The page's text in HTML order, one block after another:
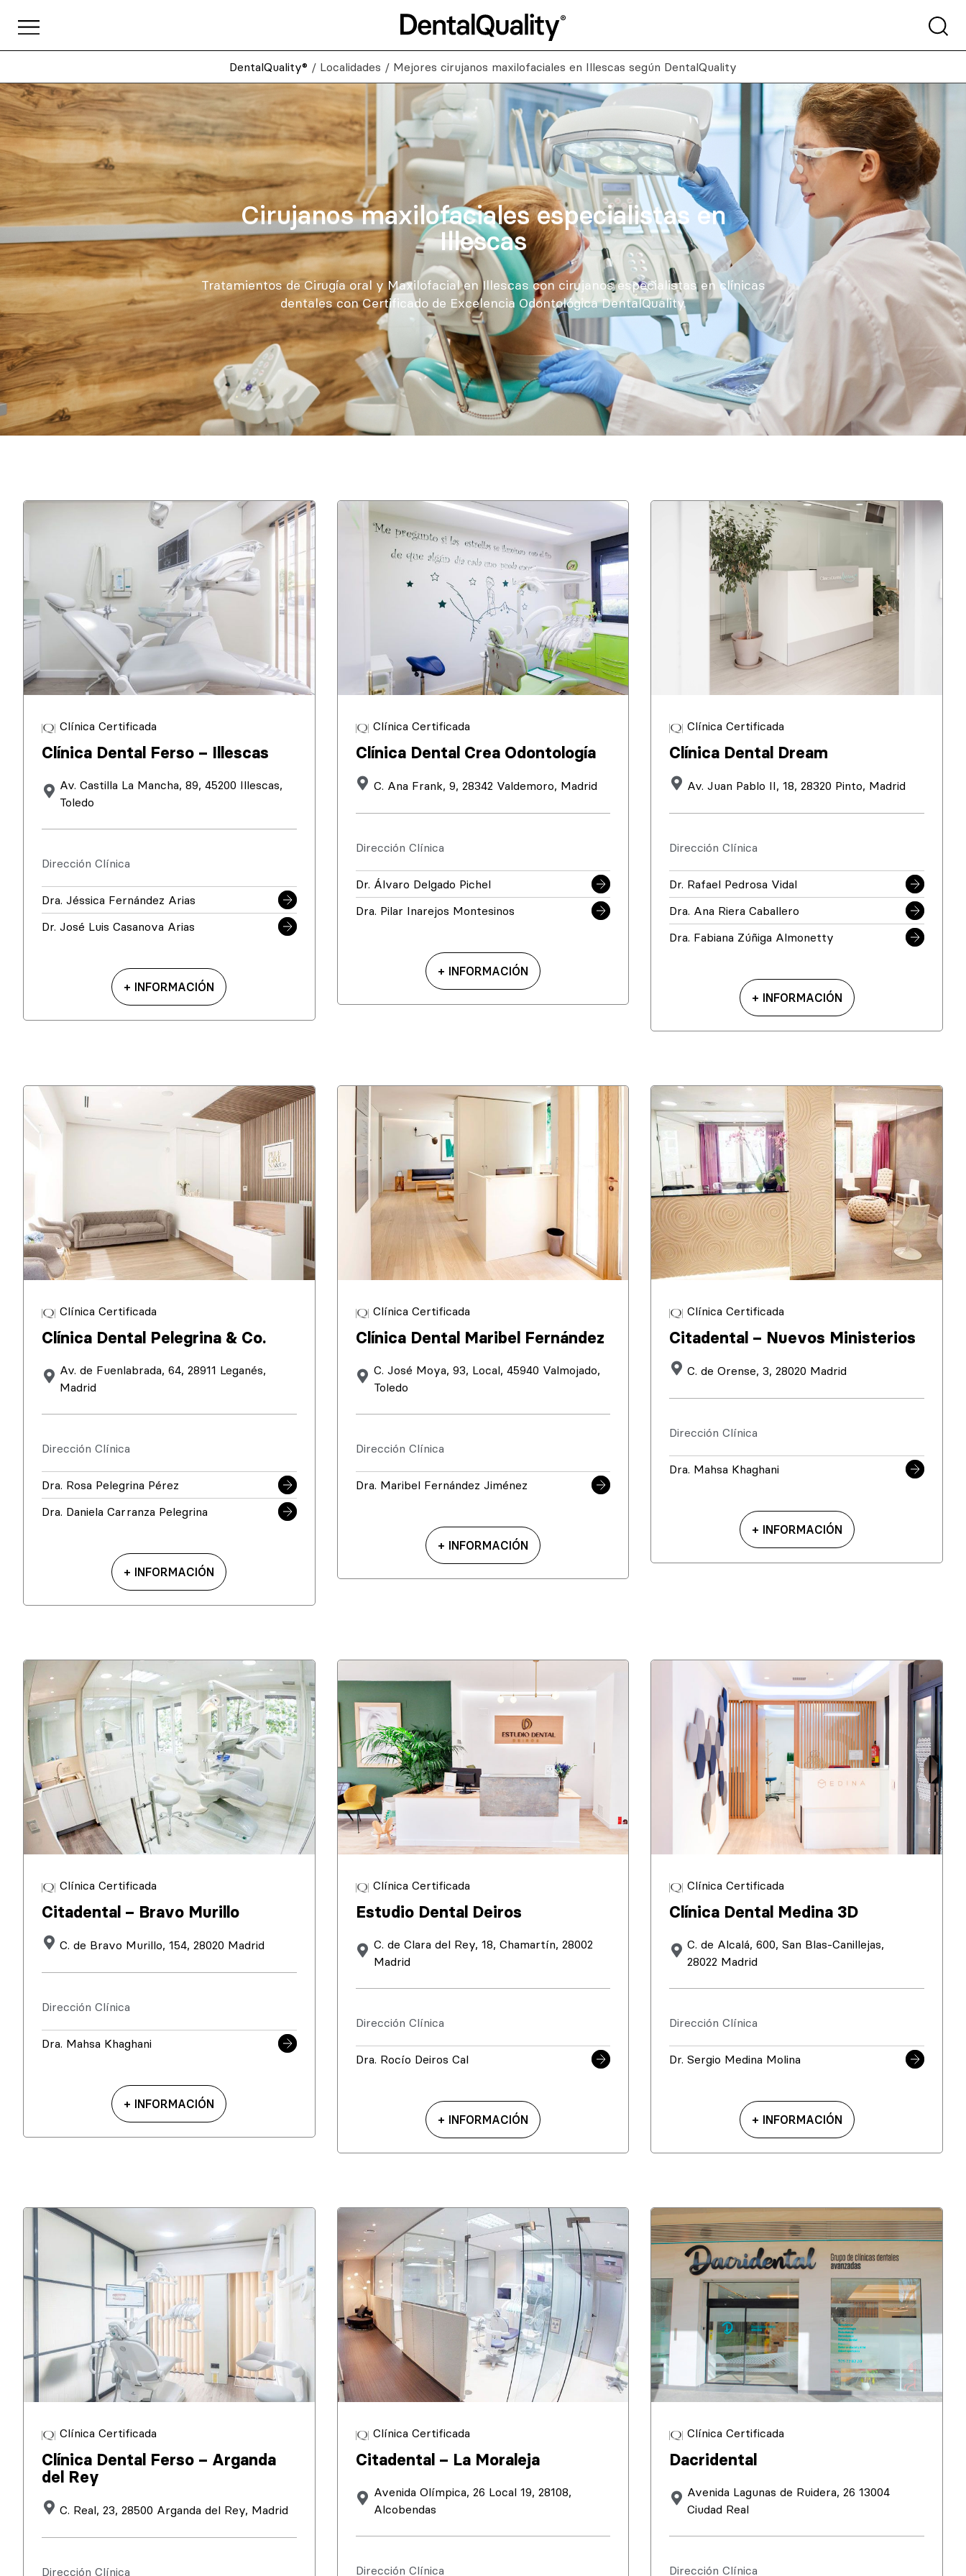
DentalQuality® / Localidades / Mejores cirujanos maxilofaciales en Illescas según DentalQuality
Cirujanos maxilofaciales especialistas en
Illescas
Tratamientos de Cirugía oral y Maxilofacial en Illescas con cirujanos especialistas en clínicas
dentales con Certificado de Excelencia Odontológica DentalQuality.
Clínica Certificada
Clínica Dental Ferso – Illescas
Av. Castilla La Mancha, 89, 45200 Illescas,
Toledo
Dirección Clínica
Dra. Jéssica Fernández Arias
Dr. José Luis Casanova Arias
+ INFORMACIÓN
Clínica Certificada
Clínica Dental Crea Odontología
C. Ana Frank, 9, 28342 Valdemoro, Madrid
Dirección Clínica
Dr. Álvaro Delgado Pichel
Dra. Pilar Inarejos Montesinos
+ INFORMACIÓN
Clínica Certificada
Clínica Dental Dream
Av. Juan Pablo II, 18, 28320 Pinto, Madrid
Dirección Clínica
Dr. Rafael Pedrosa Vidal
Dra. Ana Riera Caballero
Dra. Fabiana Zúñiga Almonetty
+ INFORMACIÓN
Clínica Certificada
Clínica Dental Pelegrina & Co.
Av. de Fuenlabrada, 64, 28911 Leganés,
Madrid
Dirección Clínica
Dra. Rosa Pelegrina Pérez
Dra. Daniela Carranza Pelegrina
+ INFORMACIÓN
Clínica Certificada
Clínica Dental Maribel Fernández
C. José Moya, 93, Local, 45940 Valmojado,
Toledo
Dirección Clínica
Dra. Maribel Fernández Jiménez
+ INFORMACIÓN
Clínica Certificada
Citadental – Nuevos Ministerios
C. de Orense, 3, 28020 Madrid
Dirección Clínica
Dra. Mahsa Khaghani
+ INFORMACIÓN
Clínica Certificada
Citadental – Bravo Murillo
C. de Bravo Murillo, 154, 28020 Madrid
Dirección Clínica
Dra. Mahsa Khaghani
+ INFORMACIÓN
Clínica Certificada
Estudio Dental Deiros
C. de Clara del Rey, 18, Chamartín, 28002
Madrid
Dirección Clínica
Dra. Rocío Deiros Cal
+ INFORMACIÓN
Clínica Certificada
Clínica Dental Medina 3D
C. de Alcalá, 600, San Blas-Canillejas,
28022 Madrid
Dirección Clínica
Dr. Sergio Medina Molina
+ INFORMACIÓN
Clínica Certificada
Clínica Dental Ferso – Arganda
del Rey
C. Real, 23, 28500 Arganda del Rey, Madrid
Dirección Clínica
Clínica Certificada
Citadental – La Moraleja
Avenida Olímpica, 26 Local 19, 28108,
Alcobendas
Dirección Clínica
Clínica Certificada
Dacridental
Avenida Lagunas de Ruidera, 26 13004
Ciudad Real
Dirección Clínica